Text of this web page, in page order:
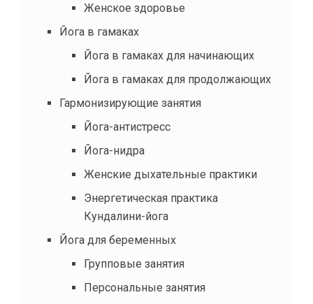
Женское здоровье
Йога в гамаках
Йога в гамаках для начинающих
Йога в гамаках для продолжающих
Гармонизирующие занятия
Йога-антистресс
Йога-нидра
Женские дыхательные практики
Энергетическая практика
Кундалини-йога
Йога для беременных
Групповые занятия
Персональные занятия